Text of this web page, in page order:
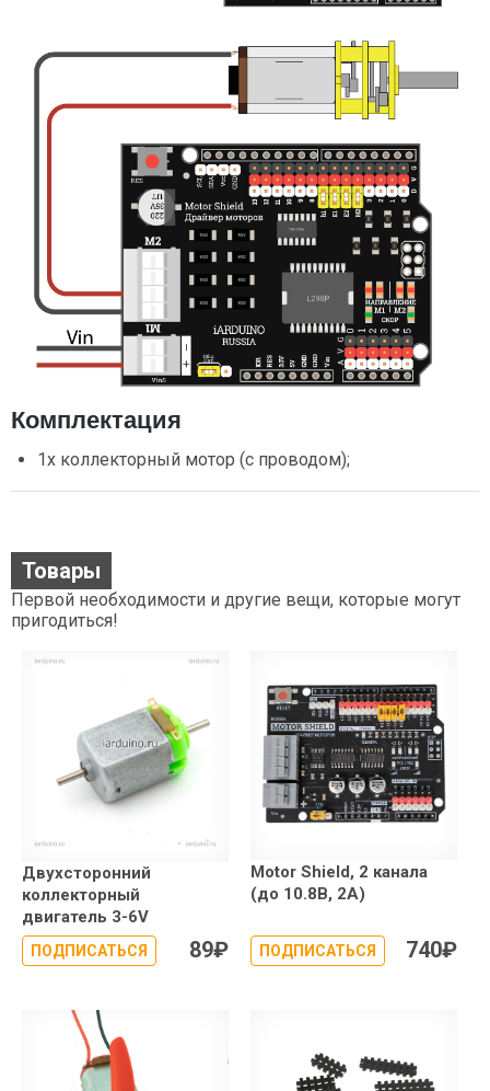
Комплектация
1х коллекторный мотор (с проводом);
Товары
Первой необходимости и другие вещи, которые могут
пригодиться!
Двухсторонний
коллекторный
двигатель 3-6V
ПОДПИСАТЬСЯ 89₽
Motor Shield, 2 канала
(до 10.8В, 2А)
ПОДПИСАТЬСЯ 740₽